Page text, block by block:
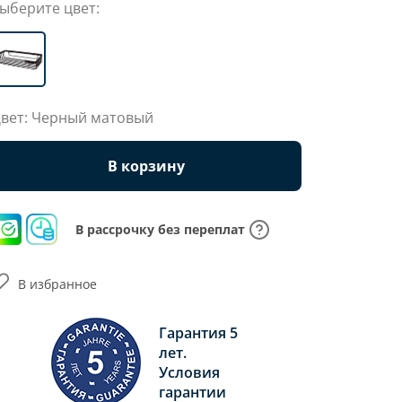
цвет:
Черный матовый
В корзину
В рассрочку без переплат
Гарантия 5
лет.
Условия
гарантии
В избранное